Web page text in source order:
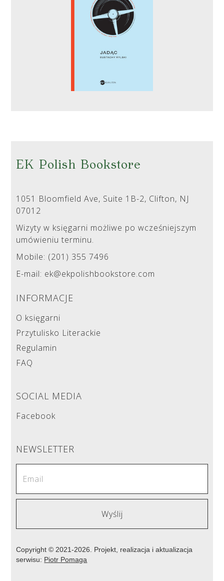
EK Polish Bookstore
1051 Bloomfield Ave, Suite 1B-2, Clifton, NJ
07012
Wizyty w księgarni możliwe po wcześniejszym
umówieniu terminu.
Mobile: (201) 355 7496
E-mail: ek@ekpolishbookstore.com
INFORMACJE
O księgarni
Przytulisko Literackie
Regulamin
FAQ
SOCIAL MEDIA
Facebook
NEWSLETTER
Copyright © 2021-2026. Projekt, realizacja i aktualizacja
serwisu: Piotr Pomaga